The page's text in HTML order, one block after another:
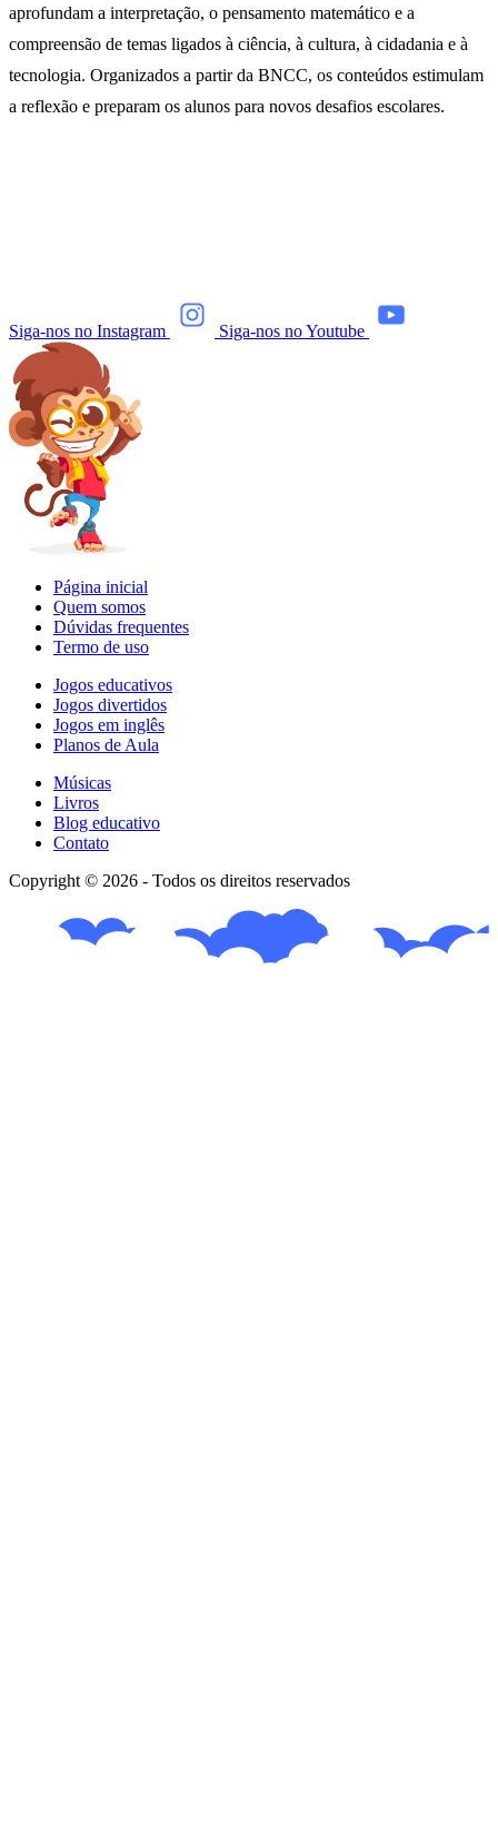
aprofundam a interpretação, o pensamento matemático e a
compreensão de temas ligados à ciência, à cultura, à cidadania e à
tecnologia. Organizados a partir da BNCC, os conteúdos estimulam
a reflexão e preparam os alunos para novos desafios escolares.
Siga-nos no Instagram Siga-nos no Youtube
Página inicial
Quem somos
Dúvidas frequentes
Termo de uso
Jogos educativos
Jogos divertidos
Jogos em inglês
Planos de Aula
Músicas
Livros
Blog educativo
Contato
Copyright © 2026 - Todos os direitos reservados